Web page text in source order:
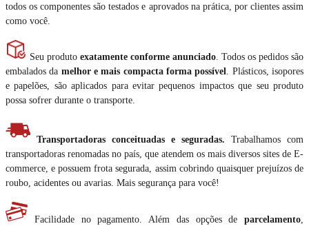
todos os componentes são testados e aprovados na prática, por clientes assim
como você.
Seu produto exatamente conforme anunciado . Todos os pedidos são
embalados da melhor e mais compacta forma possível . Plásticos, isopores
e papelões, são aplicados para evitar pequenos impactos que seu produto
possa sofrer durante o transporte.
Transportadoras conceituadas e seguradas. Trabalhamos com
transportadoras renomadas no país, que atendem os mais diversos sites de E-
commerce, e possuem frota segurada, assim cobrindo quaisquer prejuízos de
roubo, acidentes ou avarias. Mais segurança para você!
Facilidade no pagamento. Além das opções de parcelamento